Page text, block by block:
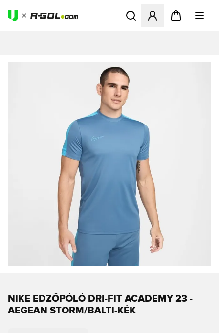
Megnyit egy modált a
NIKE EDZŐPÓLÓ DRI-FIT ACADEMY 23 -
AEGEAN STORM/BALTI-KÉK